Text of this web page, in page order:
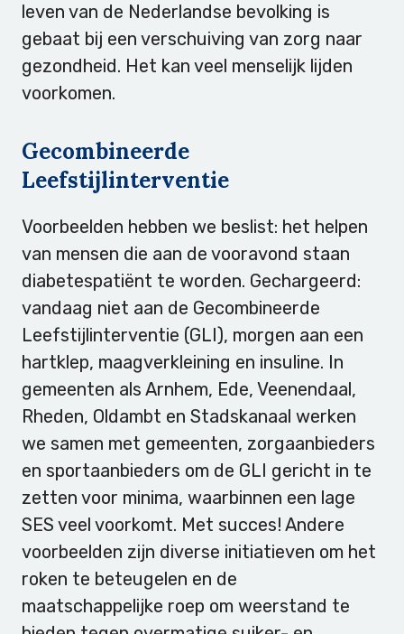
leven van de Nederlandse bevolking is
gebaat bij een verschuiving van zorg naar
gezondheid. Het kan veel menselijk lijden
voorkomen.
Gecombineerde
Leefstijlinterventie
Voorbeelden hebben we beslist: het helpen
van mensen die aan de vooravond staan
diabetespatiënt te worden. Gechargeerd:
vandaag niet aan de Gecombineerde
Leefstijlinterventie (GLI), morgen aan een
hartklep, maagverkleining en insuline. In
gemeenten als Arnhem, Ede, Veenendaal,
Rheden, Oldambt en Stadskanaal werken
we samen met gemeenten, zorgaanbieders
en sportaanbieders om de GLI gericht in te
zetten voor minima, waarbinnen een lage
SES veel voorkomt. Met succes! Andere
voorbeelden zijn diverse initiatieven om het
roken te beteugelen en de
maatschappelijke roep om weerstand te